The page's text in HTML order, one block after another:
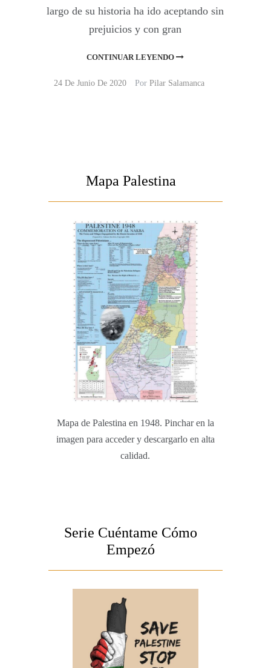
largo de su historia ha ido aceptando sin
prejuicios y con gran
CONTINUAR LEYENDO
24 De Junio De 2020 PorPilar Salamanca
Mapa Palestina
Mapa de Palestina en 1948. Pinchar en la
imagen para acceder y descargarlo en alta
calidad.
Serie Cuéntame Cómo
Empezó